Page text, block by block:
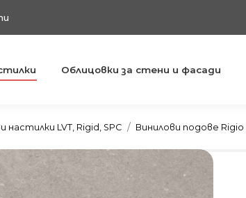
Облицовки за стени и фасади
You are here:
настилки LVT, Rigid, SPC Винилови подове Rigio